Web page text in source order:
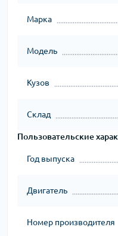
Марка
Модель
Кузов
Склад
Пользовательские
Год выпуска
Двигатель
Номер производителя